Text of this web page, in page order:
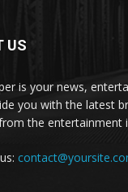
US
is your news,
you with the latest
the entertainment